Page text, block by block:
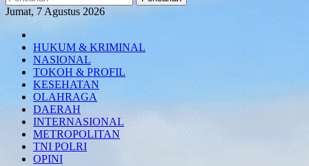
Jumat, 7 Agustus 2026
HUKUM & KRIMINAL
NASIONAL
TOKOH & PROFIL
KESEHATAN
OLAHRAGA
DAERAH
INTERNASIONAL
METROPOLITAN
TNI POLRI
OPINI